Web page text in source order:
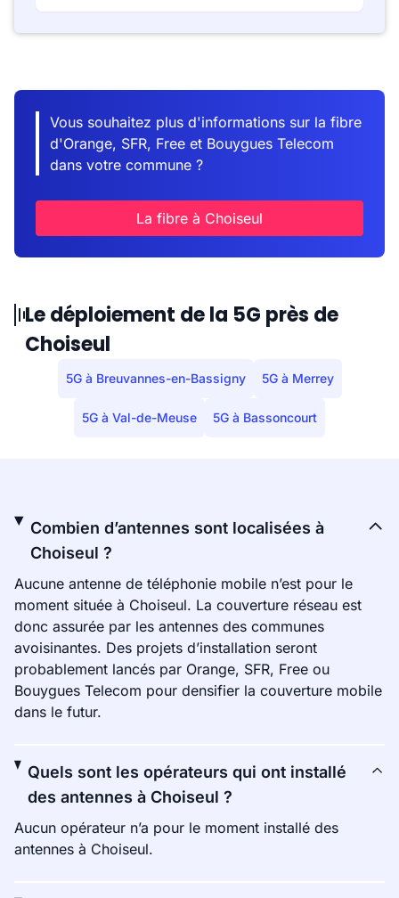
Vous souhaitez plus d'informations sur la fibre
d'Orange, SFR, Free et Bouygues Telecom
dans votre commune ?
La fibre à Choiseul
Le déploiement de la 5G près de
Choiseul
5G à Breuvannes-en-Bassigny 5G à Merrey
5G à Val-de-Meuse 5G à Bassoncourt
Combien d’antennes sont localisées à
Choiseul ?
Aucune antenne de téléphonie mobile n’est pour le
moment située à Choiseul. La couverture réseau est
donc assurée par les antennes des communes
avoisinantes. Des projets d’installation seront
probablement lancés par Orange, SFR, Free ou
Bouygues Telecom pour densifier la couverture mobile
dans le futur.
Quels sont les opérateurs qui ont installé
des antennes à Choiseul ?
Aucun opérateur n’a pour le moment installé des
antennes à Choiseul.